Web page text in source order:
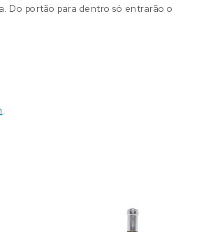
Do portão para dentro só entrarão o
.